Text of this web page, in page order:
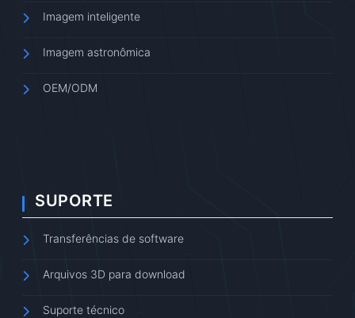
Imagem inteligente
Imagem astronômica
OEM/ODM
SUPORTE
Transferências de software
Arquivos 3D para download
Suporte técnico